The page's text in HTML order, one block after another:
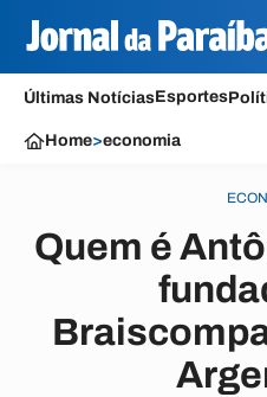
Últimas NotíciasEsportes
Home>economia
Quem é